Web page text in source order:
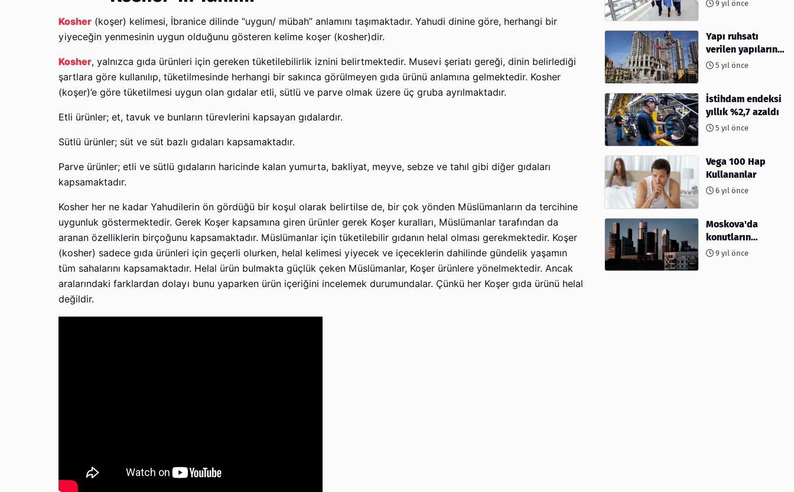
Kosher (koşer) kelimesi, İbranice dilinde “uygun/ mübah” anlamını taşımaktadır. Yahudi dinine göre, herhangi bir
yiyeceğin yenmesinin uygun olduğunu gösteren kelime koşer (kosher)dir.
Kosher, yalnızca gıda ürünleri için gereken tüketilebilirlik iznini belirtmektedir. Musevi şeriatı gereği, dinin belirlediği
şartlara göre kullanılıp, tüketilmesinde herhangi bir sakınca görülmeyen gıda ürünü anlamına gelmektedir. Kosher
(koşer)’e göre tüketilmesi uygun olan gıdalar etli, sütlü ve parve olmak üzere üç gruba ayrılmaktadır.
Etli ürünler; et, tavuk ve bunların türevlerini kapsayan gıdalardır.
Sütlü ürünler; süt ve süt bazlı gıdaları kapsamaktadır.
Parve ürünler; etli ve sütlü gıdaların haricinde kalan yumurta, bakliyat, meyve, sebze ve tahıl gibi diğer gıdaları
kapsamaktadır.
Kosher her ne kadar Yahudilerin ön gördüğü bir koşul olarak belirtilse de, bir çok yönden Müslümanların da tercihine
uygunluk göstermektedir. Gerek Koşer kapsamına giren ürünler gerek Koşer kuralları, Müslümanlar tarafından da
aranan özelliklerin birçoğunu kapsamaktadır. Müslümanlar için tüketilebilir gıdanın helal olması gerekmektedir. Koşer
(kosher) sadece gıda ürünleri için geçerli olurken, helal kelimesi yiyecek ve içeceklerin dahilinde gündelik yaşamın
tüm sahalarını kapsamaktadır. Helal ürün bulmakta güçlük çeken Müslümanlar, Koşer ürünlere yönelmektedir. Ancak
aralarındaki farklardan dolayı bunu yaparken ürün içeriğini incelemek durumundalar. Çünkü her Koşer gıda ürünü helal
değildir.
9 yıl önce
Yapı ruhsatı
verilen yapıların
yüzölçümü %40,8
5 yıl önce
İstihdam endeksi
yıllık %2,7 azaldı
5 yıl önce
Vega 100 Hap
Kullananlar
6 yıl önce
Moskova'da
konutların
%10'undan
9 yıl önce